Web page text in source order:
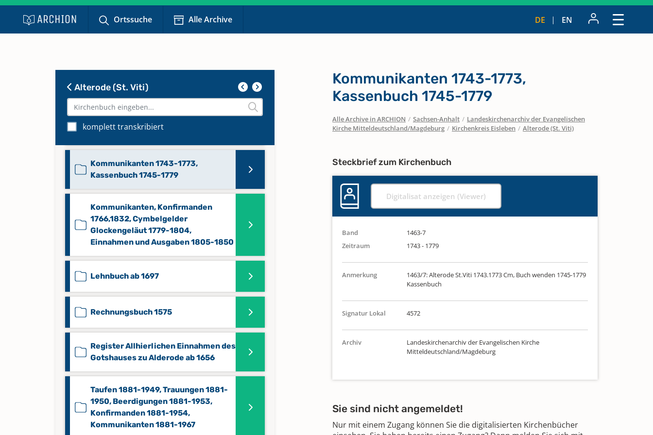
Ortssuche Alle Archive DE EN
Alterode (St. Viti)
komplett transkribiert
Kommunikanten 1850-1951
Kommunikanten 1743-1773,
Kassenbuch 1745-1779
Kommunikanten, Konfirmanden
1766,1832, Cymbelgelder
Glockengeläut 1779-1804,
Einnahmen und Ausgaben 1805-1850
Lehnbuch ab 1697
Rechnungsbuch 1575
Register Allhierlichen Einnahmen des
Gotshauses zu Alderode ab 1656
Taufen 1881-1949, Trauungen 1881-
1950, Beerdigungen 1881-1953,
Konfirmanden 1881-1954,
Kommunikanten 1881-1967
Kommunikanten 1743-1773,
Kassenbuch 1745-1779
Alle Archive in ARCHION / Sachsen-Anhalt / Landeskirchenarchiv der Evangelischen
Kirche Mitteldeutschland/Magdeburg / Kirchenkreis Eisleben / Alterode (St. Viti)
Steckbrief zum Kirchenbuch
Digitalisat anzeigen (Viewer)
Band
1463-7
Zeitraum
1743 - 1779
Anmerkung
1463/7: Alterode St.Viti 1743.1773 Cm, Buch wenden 1745-1779
Kassenbuch
Signatur Lokal 4572
Archiv
Landeskirchenarchiv der Evangelischen Kirche
Mitteldeutschland/Magdeburg
Sie sind nicht angemeldet!
Nur mit einem Zugang können Sie die digitalisierten Kirchenbücher